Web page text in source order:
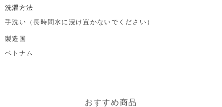
洗濯方法
手洗い（長時間水に浸け置かないでください）
製造国
ベトナム
おすすめ商品